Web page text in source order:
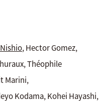
, Hector Gomez,
Théophile
Marini,
Kodama, Kohei